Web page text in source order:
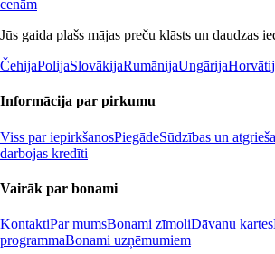
cenām
Jūs gaida plašs mājas preču klāsts un daudzas
ČehijaPolijaSlovākijaRumānijaUngārija
Informācija par pirkumu
Viss par iepirkšanosPiegādeSūdzības un
darbojas kredīti
Vairāk par bonami
KontaktiPar mumsBonami zīmoliDāvanu kartes
programmaBonami uzņēmumiem